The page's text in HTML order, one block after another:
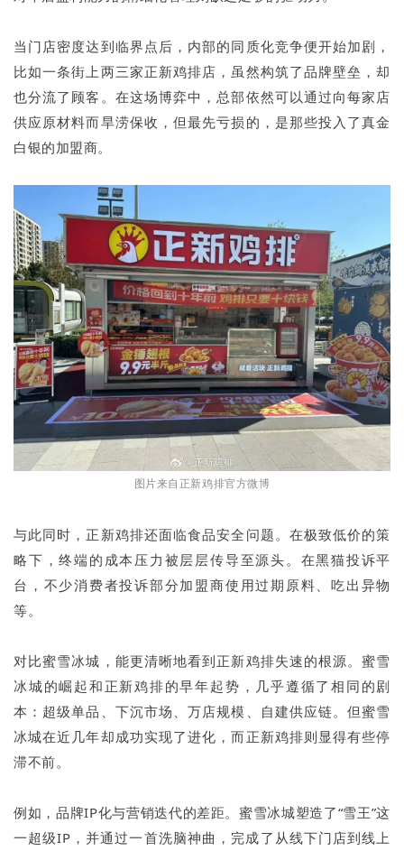
当门店密度达到临界点后，内部的同质化竞争便开始加剧，
比如一条街上两三家正新鸡排店，虽然构筑了品牌壁垒，却
也分流了顾客。在这场博弈中，总部依然可以通过向每家店
供应原材料而旱涝保收，但最先亏损的，是那些投入了真金
白银的加盟商。
图片来自正新鸡排官方微博
与此同时，正新鸡排还面临食品安全问题。在极致低价的策
略下，终端的成本压力被层层传导至源头。在黑猫投诉平
台，不少消费者投诉部分加盟商使用过期原料、吃出异物
等。
对比蜜雪冰城，能更清晰地看到正新鸡排失速的根源。蜜雪
冰城的崛起和正新鸡排的早年起势，几乎遵循了相同的剧
本：超级单品、下沉市场、万店规模、自建供应链。但蜜雪
冰城在近几年却成功实现了进化，而正新鸡排则显得有些停
滞不前。
例如，品牌IP化与营销迭代的差距。蜜雪冰城塑造了“雪王”这
一超级IP，并通过一首洗脑神曲，完成了从线下门店到线上